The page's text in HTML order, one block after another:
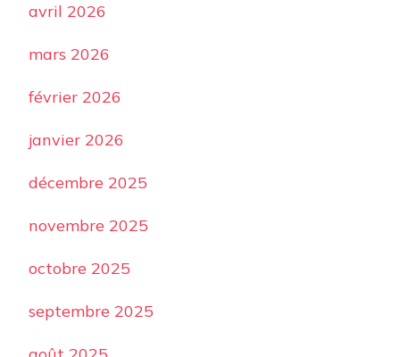
avril 2026
mars 2026
février 2026
janvier 2026
décembre 2025
novembre 2025
octobre 2025
septembre 2025